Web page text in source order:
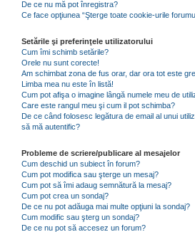
De ce nu mă pot înregistra?
Ce face opţiunea “Şterge toate cookie-urile
Setările şi preferinţele utilizatorului
Cum îmi schimb setările?
Orele nu sunt corecte!
Am schimbat zona de fus orar, dar ora tot este
Limba mea nu este în listă!
Cum pot afişa o imagine lângă numele meu de
Care este rangul meu şi cum il pot schimba?
De ce când folosesc legătura de email al unui
să mă autentific?
Probleme de scriere/publicare al mesajelor
Cum deschid un subiect în forum?
Cum pot modifica sau şterge un mesaj?
Cum pot să îmi adaug semnătură la mesaj?
Cum pot crea un sondaj?
De ce nu pot adăuga mai multe opţiuni la sondaj?
Cum modific sau şterg un sondaj?
De ce nu pot să accesez un forum?